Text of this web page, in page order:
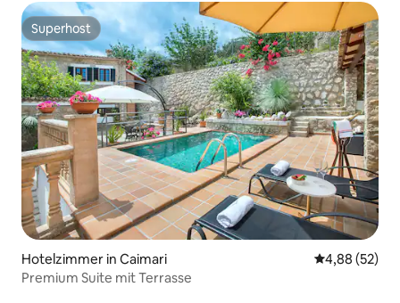
Superhost
Superhost
Hotelzimmer in Caimari
4,88 (52)
Premium Suite mit Terrasse